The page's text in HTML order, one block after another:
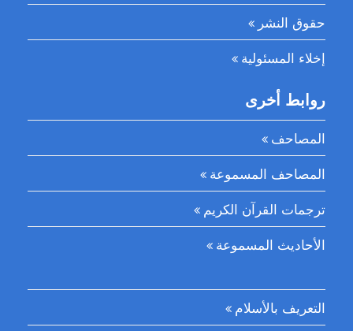
حقوق النشر
إخلاء المسئولية
روابط أخرى
المصاحف
المصاحف المسموعة
ترجمات القرآن الكريم
الأحاديث المسموعة
التعريف بالأسلام